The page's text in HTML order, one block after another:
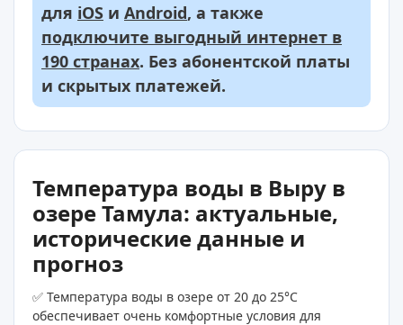
для iOS и Android, а также
подключите выгодный интернет в
190 странах. Без абонентской платы
и скрытых платежей.
Температура воды в Выру в
озере Тамула: актуальные,
исторические данные и
прогноз
✅ Температура воды в озере от 20 до 25°C
обеспечивает очень комфортные условия для